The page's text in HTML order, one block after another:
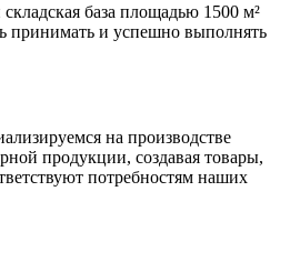
база площадью 1500 м²
принимать и успешно выполнять
на производстве
продукции, создавая товары,
потребностям наших